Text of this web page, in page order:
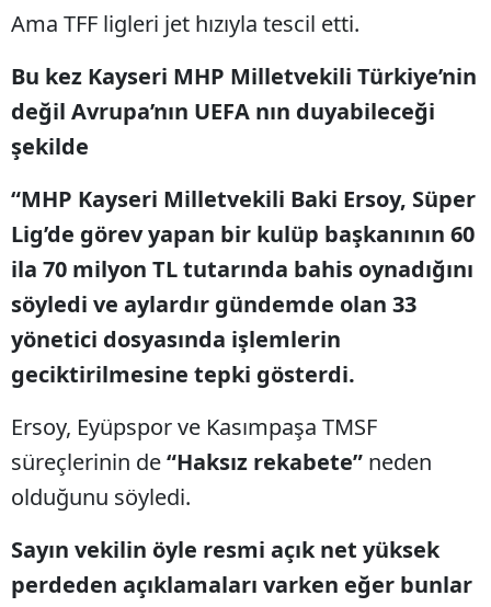
Ama TFF ligleri jet hızıyla tescil etti.
Bu kez Kayseri MHP Milletvekili Türkiye’nin
değil Avrupa’nın UEFA nın duyabileceği
şekilde
“MHP Kayseri Milletvekili Baki Ersoy, Süper
Lig’de görev yapan bir kulüp başkanının 60
ila 70 milyon TL tutarında bahis oynadığını
söyledi ve aylardır gündemde olan 33
yönetici dosyasında işlemlerin
geciktirilmesine tepki gösterdi.
Ersoy, Eyüpspor ve Kasımpaşa TMSF
süreçlerinin de“Haksız rekabete” neden
olduğunu söyledi.
Sayın vekilin öyle resmi açık net yüksek
perdeden açıklamaları varken eğer bunlar